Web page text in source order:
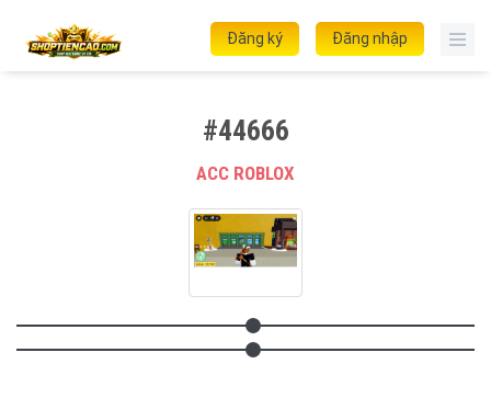
Đăng nhập
Đăng ký
#44666
ACC ROBLOX